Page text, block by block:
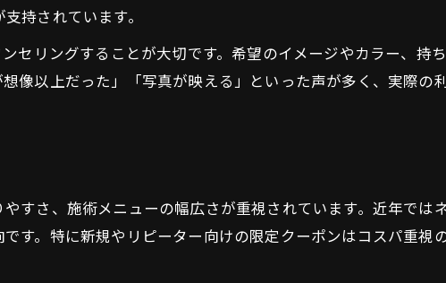
なネイルサロンの見つけ方
のネイルデザイン選択ガイド
ペーンで賢くネイルを楽しむ
なネイル予約に対応する方法
活用したネイルサロン選び術
持されています。
セリングすることが大切です。希望のイメージやカラー、持
像以上だった」「写真が映える」といった声が多く、実際の
すさ、施術メニューの幅広さが重視されています。近年では
す。特に新規やリピーター向けの限定クーポンはコスパ重視